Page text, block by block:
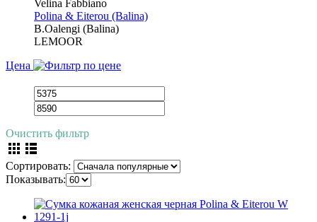
Velina Fabbiano
Polina & Eiterou (Balina)
B.Oalengi (Balina)
LEMOOR
Цена
Очистить фильтр
Сортировать:
Показывать: